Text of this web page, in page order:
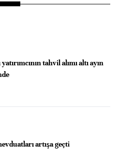
yatırımcının tahvil alımı altı ayın
artışa geçti